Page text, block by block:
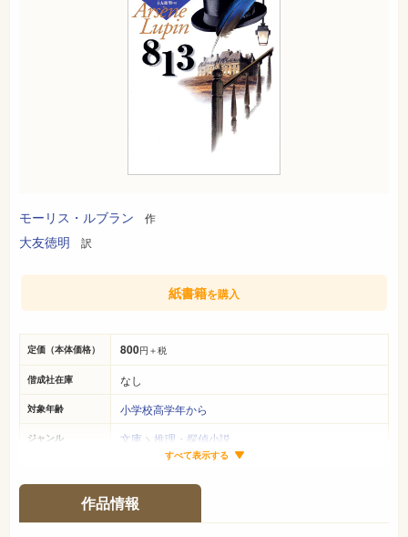
モーリス・ルブラン 作
大友徳明 訳
定価（本体価格） 800円＋税
偕成社在庫 なし
対象年齢 小学校高学年から
ジャンル 文庫 > 推理・探偵小説
376ページ
ISBN 978-4-03-652580-5
すべて表示する
紙書籍を購入
作品情報